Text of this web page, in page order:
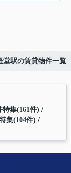
堂駅の賃貸物件一覧
特集(161件)
集(104件)